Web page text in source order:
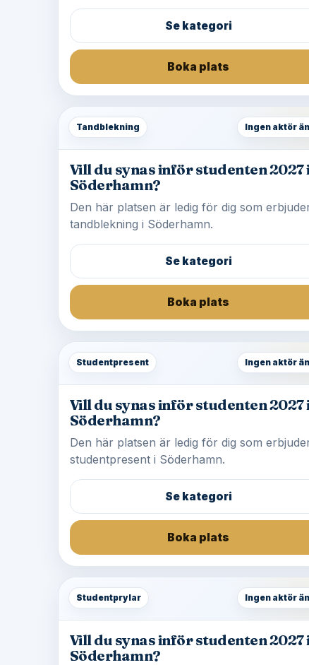
Se kategori
Boka plats
Tandblekning Ingen aktör
Vill du synas inför studenten 2027
Söderhamn?
Den här platsen är ledig för dig som
tandblekning i Söderhamn.
Se kategori
Boka plats
Studentpresent Ingen aktör
Vill du synas inför studenten 2027
Söderhamn?
Den här platsen är ledig för dig som
studentpresent i Söderhamn.
Se kategori
Boka plats
Studentprylar Ingen aktör
Vill du synas inför studenten 2027
Söderhamn?